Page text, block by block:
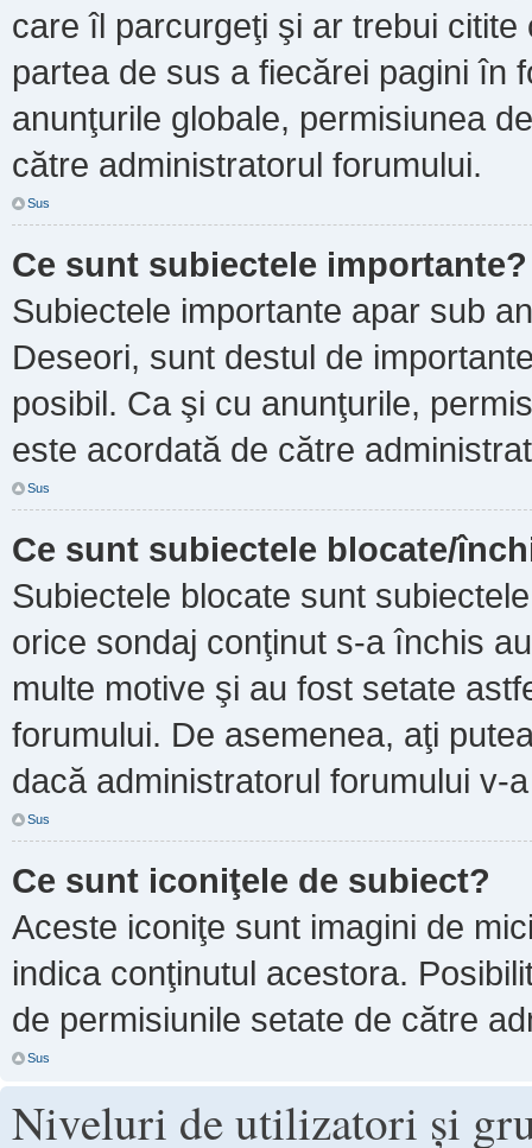
care îl parcurgeţi şi ar trebui
partea de sus a fiecărei pagini în
anunţurile globale, permisiunea
către administratorul forumului.
Sus
Ce sunt subiectele importante?
Subiectele importante apar sub
Deseori, sunt destul de
posibil. Ca şi cu anunţurile,
este acordată de către
Sus
Ce sunt subiectele blocate/
Subiectele blocate sunt
orice sondaj conţinut s-a închis
multe motive şi au fost setate
forumului. De asemenea, aţi
dacă administratorul forumului v-
Sus
Ce sunt iconiţele de subiect?
Aceste iconiţe sunt imagini de
indica conţinutul acestora.
de permisiunile setate de către
Sus
Niveluri de utilizatori şi